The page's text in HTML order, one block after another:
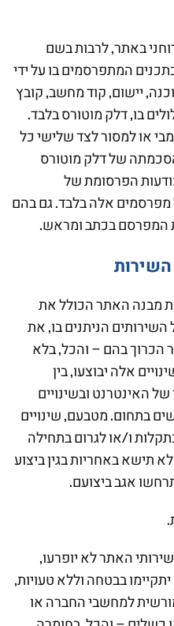
באתר, לרבות בשם
המתפרסמים בו על ידי
יישום, קוד מחשב, קובץ
בו, דלק מוטורס בלבד.
או למסור לצד שלישי כל
של דלק מוטורס
הפרסומת של
אלה בלבד. גם בהם
המפרסם בכתב ומראש.
מבנה האתר הכולל את
הניתנים בו, את
הכרוך בהם – והכל, בלא
אלה יבוצעו, בין
האינטרנט ובשינויים
בתחום. מטבעם, שינויים
ו/או לגרום בתחילה
תישא באחריות בגין ביצוע
אגב ביצועם.
האתר לא יופרעו,
בבטחה וללא טעויות,
מורשית למחשבי החברה או